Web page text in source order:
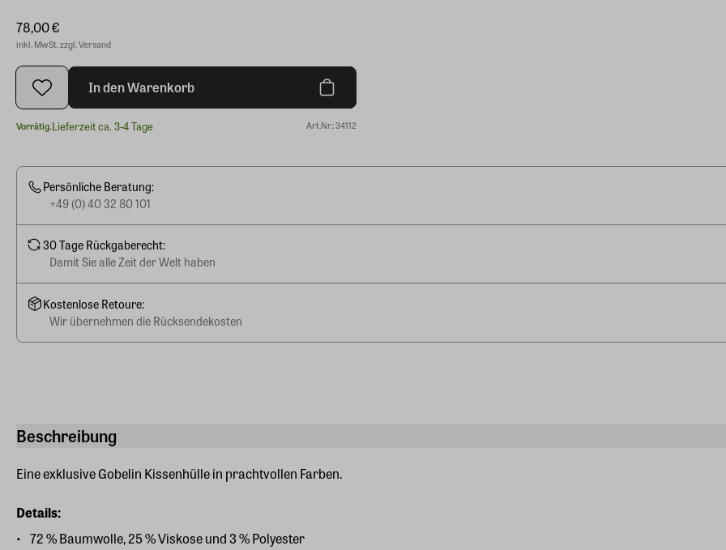
Beschreibung
Eine exklusive Gobelin Kissenhülle in prachtvollen Farben.
Details:
72 % Baumwolle, 25 % Viskose und 3 % Polyester
78,00 €
inkl. MwSt. zzgl. Versand
In den Warenkorb
Vorrätig.Lieferzeit ca. 3-4 Tage Art.Nr.: 34112
Persönliche Beratung:
+49 (0) 40 32 80 101
30 Tage Rückgaberecht:
Damit Sie alle Zeit der Welt haben
Kostenlose Retoure:
Wir übernehmen die Rücksendekosten